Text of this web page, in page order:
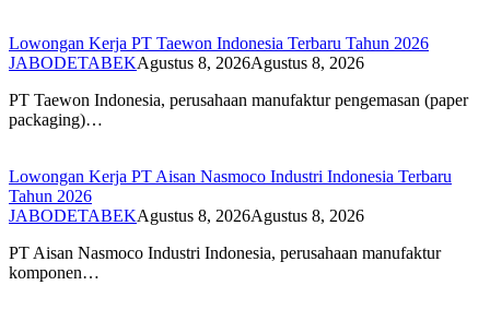
Lowongan Kerja PT Taewon Indonesia Terbaru Tahun 2026
JABODETABEKAgustus 8, 2026Agustus 8, 2026
PT Taewon Indonesia, perusahaan manufaktur pengemasan (paper
packaging)…
Lowongan Kerja PT Aisan Nasmoco Industri Indonesia Terbaru
Tahun 2026
JABODETABEKAgustus 8, 2026Agustus 8, 2026
PT Aisan Nasmoco Industri Indonesia, perusahaan manufaktur
komponen…